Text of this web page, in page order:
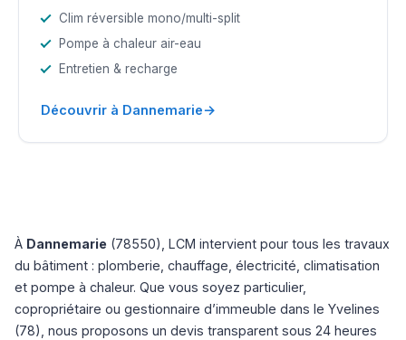
Clim réversible mono/multi-split
Pompe à chaleur air-eau
Entretien & recharge
Découvrir à Dannemarie→
À Dannemarie (78550), LCM intervient pour tous les travaux
du bâtiment : plomberie, chauffage, électricité, climatisation
et pompe à chaleur. Que vous soyez particulier,
copropriétaire ou gestionnaire d’immeuble dans le Yvelines
(78), nous proposons un devis transparent sous 24 heures